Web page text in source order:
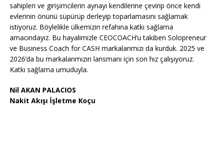
sahipleri ve girişimcilerin aynayı kendilerine çevirip önce kendi
evlerinin önünü süpürüp derleyip toparlamasını sağlamak
istiyoruz. Böylelikle ülkemizin refahına katkı sağlama
amacındayız. Bu hayalimizle CEOCOACH’u takiben Solopreneur
ve Business Coach for CASH markalarımızı da kurduk. 2025 ve
2026’da bu markalarımızın lansmanı için son hız çalışıyoruz.
Katkı sağlama umuduyla.
Nil AKAN PALACIOS
Nakit Akışı İşletme Koçu